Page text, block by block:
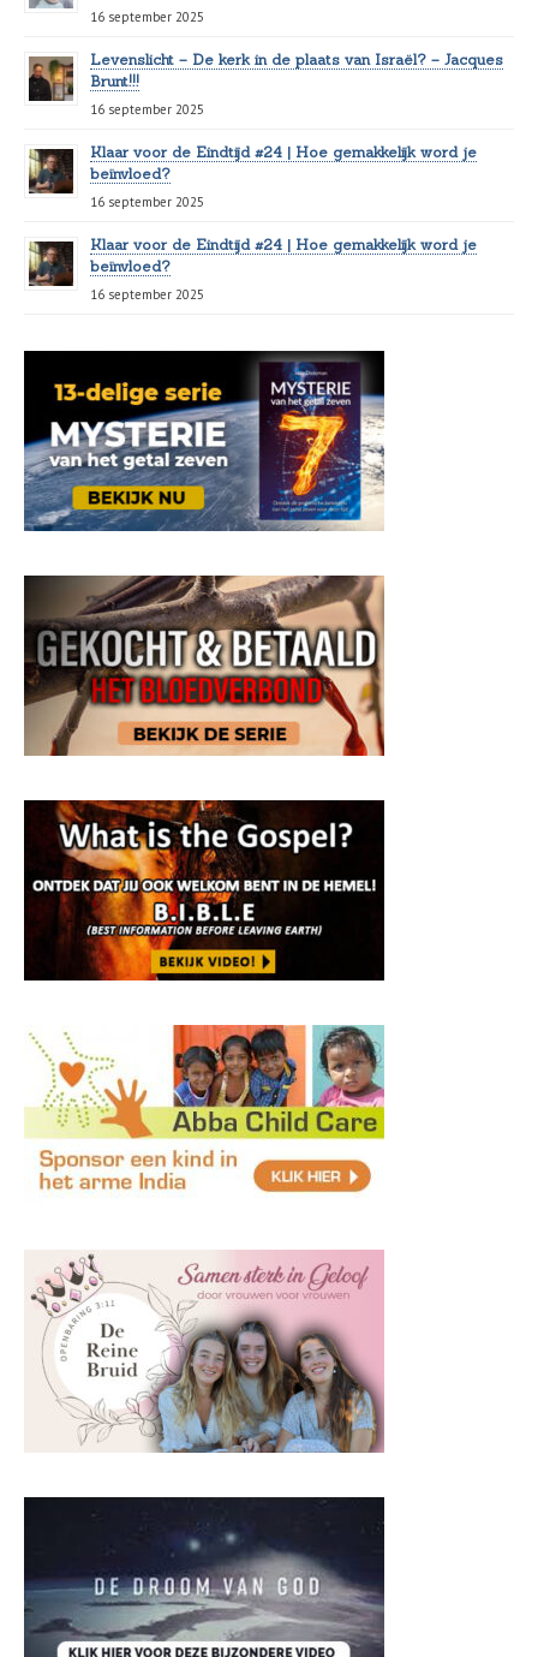
16 september 2025
Levenslicht – De kerk in de plaats van Israël? – Jacques
Brunt!!!
16 september 2025
Klaar voor de Eindtijd #24 | Hoe gemakkelijk word je
beïnvloed?
16 september 2025
Klaar voor de Eindtijd #24 | Hoe gemakkelijk word je
beïnvloed?
16 september 2025